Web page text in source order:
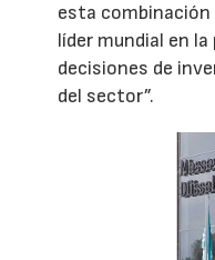
esta combinación
líder mundial en
decisiones de
del sector”.